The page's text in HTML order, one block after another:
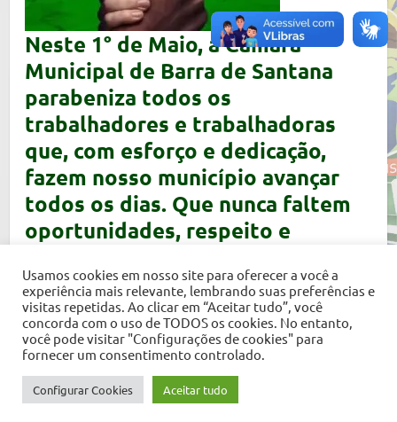
Neste 1° de Maio, a Câmara
Municipal de Barra de Santana
parabeniza todos os
trabalhadores e trabalhadoras
que, com esforço e dedicação,
fazem nosso município avançar
todos os dias. Que nunca faltem
oportunidades, respeito e
profissional!
Desenvolvido emWordPress
Usamos cookies em nosso site para oferecer a você a
experiência mais relevante, lembrando suas preferências e
visitas repetidas. Ao clicar em “Aceitar tudo”, você
concorda com o uso de TODOS os cookies. No entanto,
você pode visitar "Configurações de cookies" para
fornecer um consentimento controlado.
Configurar Cookies Aceitar tudo